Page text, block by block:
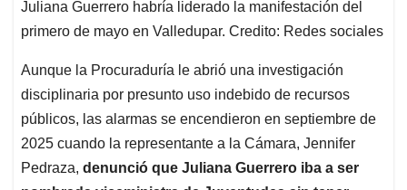
Juliana Guerrero habría liderado la manifestación del
primero de mayo en Valledupar. Credito: Redes sociales
Aunque la Procuraduría le abrió una investigación
disciplinaria por presunto uso indebido de recursos
públicos, las alarmas se encendieron en septiembre de
2025 cuando la representante a la Cámara, Jennifer
Pedraza, denunció que Juliana Guerrero iba a ser